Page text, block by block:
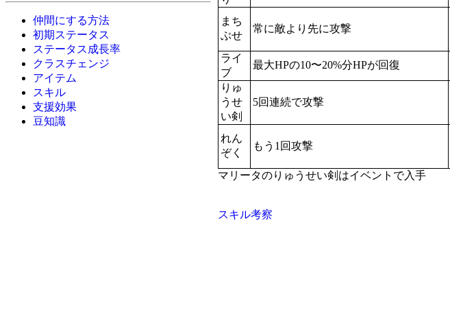
仲間にする方法
初期ステータス
ステータス成長率
クラスチェンジ
アイテム
スキル
支援効果
豆知識
まち
ぶせ
常に敵より先に攻撃
ライ
ブ
最大HPの10〜20%分HPが回復
りゅ
うせ
い剣
5回連続で攻撃
れん
ぞく
もう1回攻撃
マリータのりゅうせい剣はイベントで入手
スキル考察